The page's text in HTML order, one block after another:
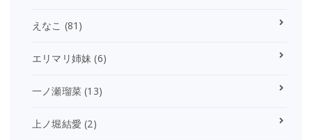
えなこ (81)
エリマリ姉妹 (6)
一ノ瀬瑠菜 (13)
上ノ堀結愛 (2)